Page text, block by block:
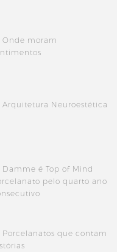
Onde moram
Arquitetura Neuroestética
Damme é Top of Mind
pelo quarto ano
Porcelanatos que contam